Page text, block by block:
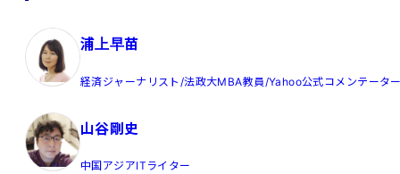
浦上早苗
経済ジャーナリスト/法政大MBA教員/Yahoo公式コメンテータ
山谷剛史
中国アジアITライター